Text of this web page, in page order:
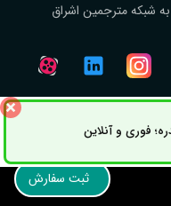
شبکه مترجمین اشراق
فوری و آنلاین
ثبت سفارش